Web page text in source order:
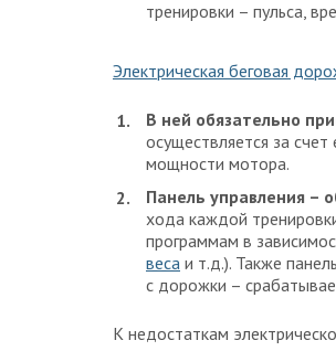
тренировки – пульса,
Электрическая беговая
В ней обязательно
осуществляется за
мощности мотора.
Панель управления –
хода каждой
программам в
веса и т.д.). Также
с дорожки –
К недостаткам